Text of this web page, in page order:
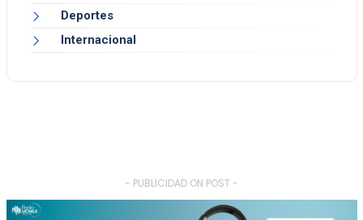
Deportes
Internacional
- PUBLICIDAD ON POST -